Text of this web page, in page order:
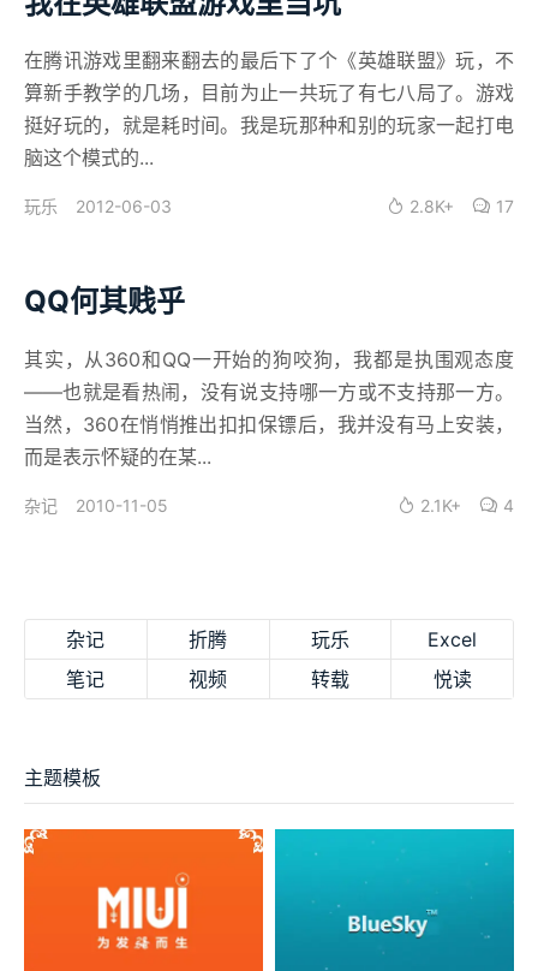
在腾讯游戏里翻来翻去的最后下了个《英雄联盟》玩，不
算新手教学的几场，目前为止一共玩了有七八局了。游戏
挺好玩的，就是耗时间。我是玩那种和别的玩家一起打电
脑这个模式的...
玩乐 2012-06-03 2.8K+ 17
QQ何其贱乎
其实，从360和QQ一开始的狗咬狗，我都是执围观态度
——也就是看热闹，没有说支持哪一方或不支持那一方。
当然，360在悄悄推出扣扣保镖后，我并没有马上安装，
而是表示怀疑的在某...
杂记 2010-11-05 2.1K+ 4
杂记 折腾 玩乐
Excel
笔记
视频 转载 悦读
主题模板